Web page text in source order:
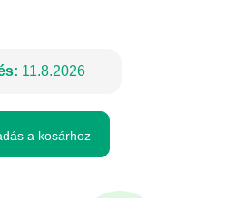
11.8.2026
a kosárhoz